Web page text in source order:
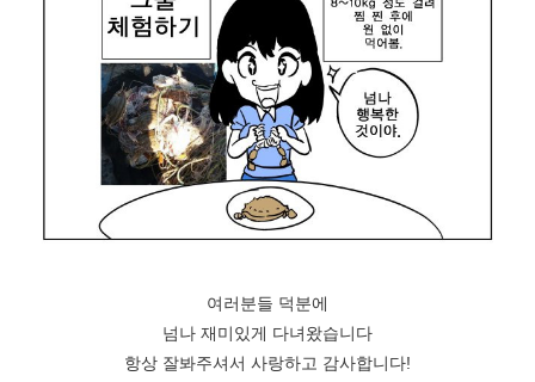
여러분들 덕분에
넘나 재미있게 다녀왔습니다
항상 잘봐주셔서 사랑하고 감사합니다!